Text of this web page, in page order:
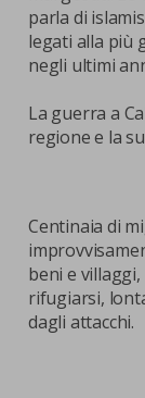
parla di
legati alla più
negli ultimi
La guerra a
regione e la
Centinaia di
beni e
rifugiarsi,
dagli attacchi.